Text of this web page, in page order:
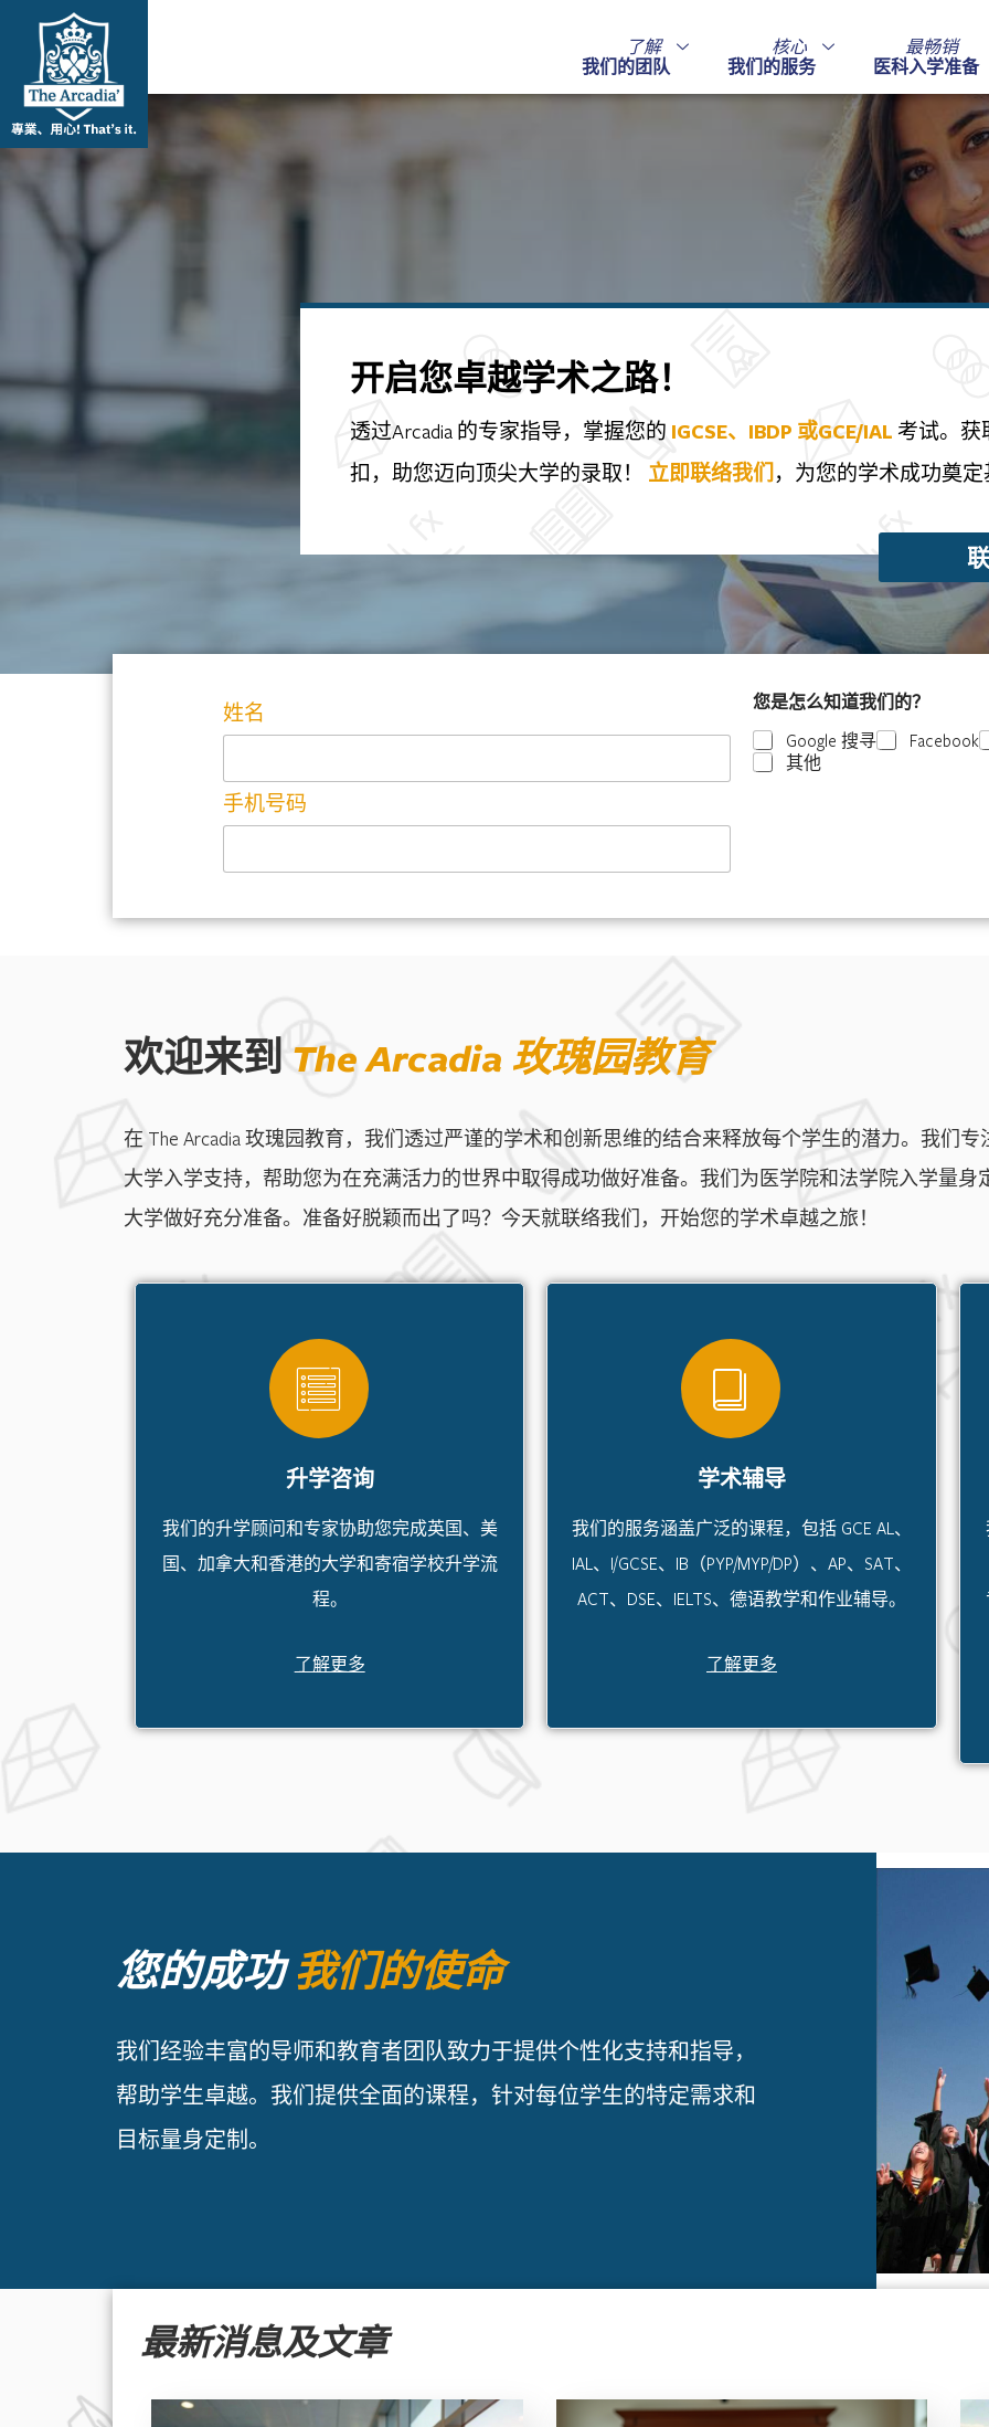
了解
我们的团队
核心
我们的服务
最畅销
医科入学准备
开启您卓越学术之路！
透过Arcadia 的专家指导，掌握您的 IGCSE、IBDP 或GCE/IAL 考试。获
扣，助您迈向顶尖大学的录取！ 立即联络我们 ，为您的学术成功奠
姓名
您是怎么知道我们的？
Google 搜寻
Facebook
其他
手机号码
欢迎来到 The Arcadia 玫瑰园教育
在 The Arcadia 玫瑰园教育，我们透过严谨的学术和创新思维的结合来释放每个学生的潜力。我们
大学入学支持，帮助您为在充满活力的世界中取得成功做好准备。我们为医学院和法学院入学量
大学做好充分准备。准备好脱颖而出了吗？今天就联络我们，开始您的学术卓越之旅！
升学咨询
我们的升学顾问和专家协助您完成英国、美
国、加拿大和香港的大学和寄宿学校升学流
程。
了解更多
学术辅导
我们的服务涵盖广泛的课程，包括 GCE AL、
IAL、I/GCSE、IB（PYP/MYP/DP）、AP、SAT、
ACT、DSE、IELTS、德语教学和作业辅导。
了解更多
您的成功我们的使命
我们经验丰富的导师和教育者团队致力于提供个性化支持和指导，
帮助学生卓越。我们提供全面的课程，针对每位学生的特定需求和
目标量身定制。
最新消息及文章